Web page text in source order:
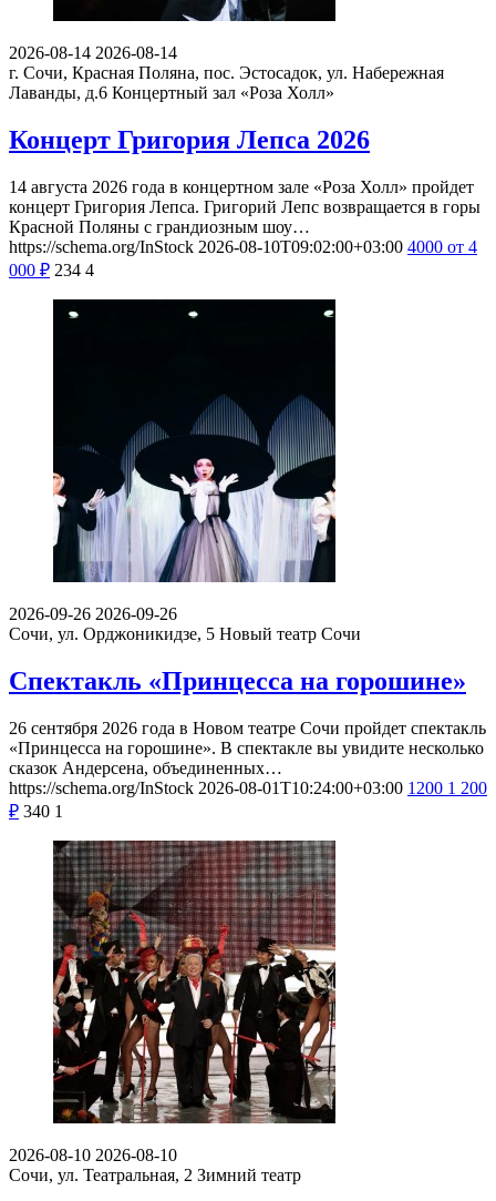
2026-08-14 2026-08-14
г. Сочи, Красная Поляна, пос. Эстосадок, ул. Набережная
Лаванды, д.6 Концертный зал «Роза Холл»
Концерт Григория Лепса 2026
14 августа 2026 года в концертном зале «Роза Холл» пройдет
концерт Григория Лепса. Григорий Лепс возвращается в горы
Красной Поляны с грандиозным шоу…
https://schema.org/InStock 2026-08-10T09:02:00+03:00 4000 от 4
000 ₽ 234 4
2026-09-26 2026-09-26
Сочи, ул. Орджоникидзе, 5 Новый театр Сочи
Спектакль «Принцесса на горошине»
26 сентября 2026 года в Новом театре Сочи пройдет спектакль
«Принцесса на горошине». В спектакле вы увидите несколько
сказок Андерсена, объединенных…
https://schema.org/InStock 2026-08-01T10:24:00+03:00 1200 1 200
₽ 340 1
2026-08-10 2026-08-10
Сочи, ул. Театральная, 2 Зимний театр